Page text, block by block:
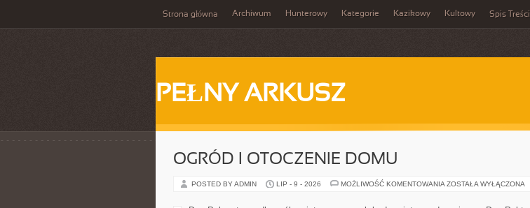
Strona główna Archiwum Hunterowy Kategorie Kazikowy Kultowy Spis Treści
PEŁNY ARKUSZ
OGRÓD I OTOCZENIE DOMU
POSTED BY ADMIN LIP - 9 - 2026 MOŻLIWOŚĆ KOMENTOWANIA OGRÓD
DOMU
ZOSTAŁA WYŁĄCZONA